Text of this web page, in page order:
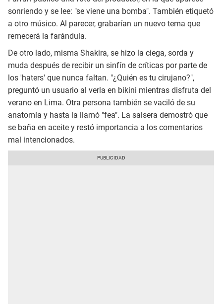
sonriendo y se lee: "se viene una bomba". También etiquetó
a otro músico. Al parecer, grabarían un nuevo tema que
remecerá la farándula.
De otro lado, misma Shakira, se hizo la ciega, sorda y
muda después de recibir un sinfín de críticas por parte de
los 'haters' que nunca faltan. "¿Quién es tu cirujano?",
preguntó un usuario al verla en bikini mientras disfruta del
verano en Lima. Otra persona también se vaciló de su
anatomía y hasta la llamó "fea". La salsera demostró que
se baña en aceite y restó importancia a los comentarios
mal intencionados.